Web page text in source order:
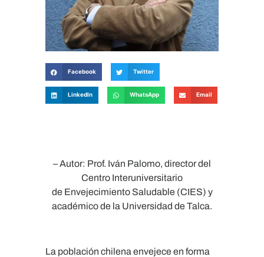
Facebook Twitter
LinkedIn WhatsApp Email
– Autor: Prof. Iván Palomo, director del
Centro Interuniversitario
de Envejecimiento Saludable (CIES) y
académico de la Universidad de Talca.
La población chilena envejece en forma